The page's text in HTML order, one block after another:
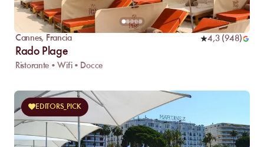
Cannes, Francia 4,3(948)
Rado Plage
Ristorante • Wifi • Docce
EDITORS_PICK